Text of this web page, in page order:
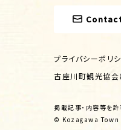
プライバシーポリ
古座川町観光協会
掲載記事・内容等を許
© Kozagawa